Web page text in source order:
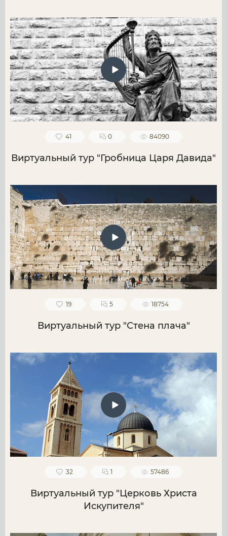
41 0 84090
Виртуальный тур "Гробница Царя Давида"
19 5 18754
Виртуальный тур "Стена плача"
32 1 57486
Виртуальный тур "Церковь Христа
Искупителя"